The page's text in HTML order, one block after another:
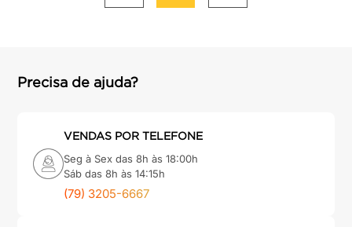
Precisa de ajuda?
VENDAS POR TELEFONE
Seg à Sex das 8h às 18:00h
Sáb das 8h às 14:15h
(79) 3205-6667